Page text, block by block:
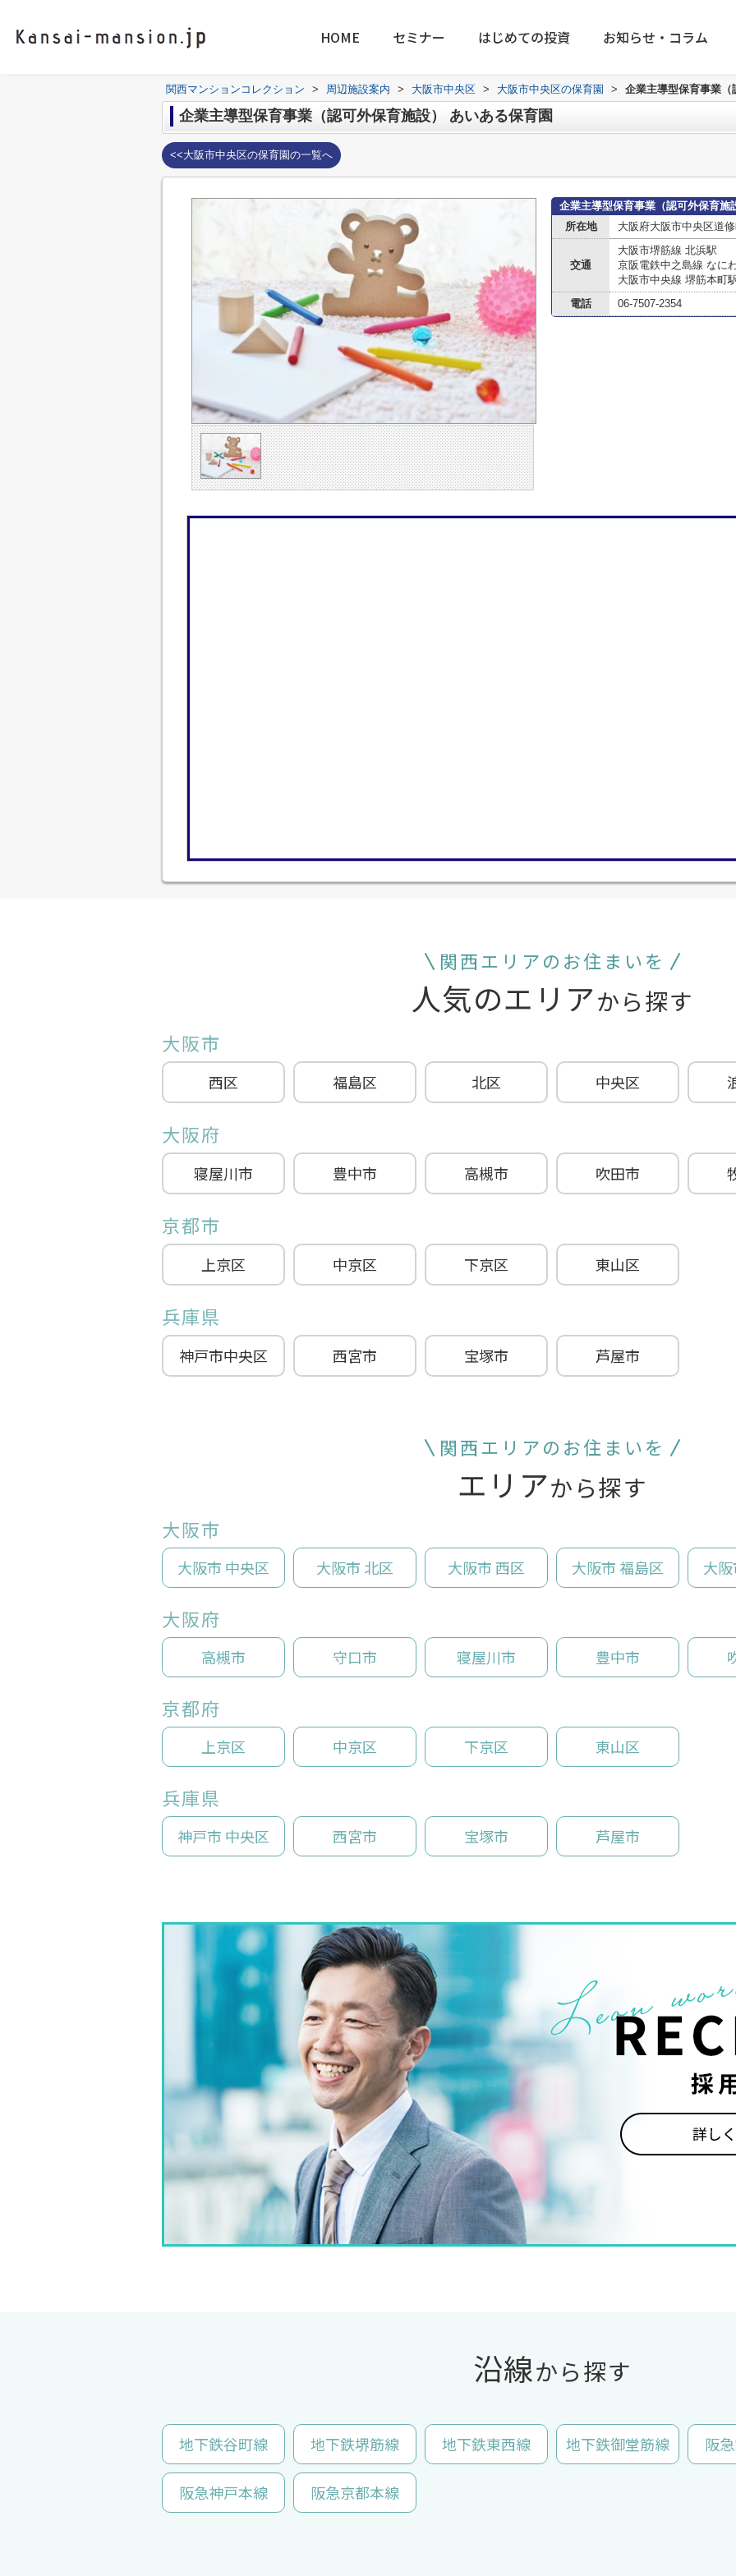
HOME セミナー はじめての投資 お知らせ・コラム
関西マンションコレクション > 周辺施設案内 > 大阪市中央区 > 大阪市中央区の保育園 > 企業主導型保育事業（
企業主導型保育事業（認可外保育施設） あいある保育園
<<大阪市中央区の保育園の一覧へ
企業主導型保育事業（認可外保育施
所在地
大阪府大阪市中央区道
交通
大阪市堺筋線 北浜駅
京阪電鉄中之島線 なに
大阪市中央線 堺筋本町
電話
06-7507-2354
関西エリアのお住まいを
人気のエリアから探す
大阪市
西区 福島区 北区 中央区
大阪府
寝屋川市 豊中市 高槻市 吹田市
京都市
上京区 中京区 下京区 東山区
兵庫県
神戸市中央区 西宮市 宝塚市 芦屋市
関西エリアのお住まいを
エリアから探す
大阪市
大阪市 中央区 大阪市 北区 大阪市 西区 大阪市 福島区 大
大阪府
高槻市 守口市 寝屋川市 豊中市
京都府
上京区 中京区 下京区 東山区
兵庫県
神戸市 中央区 西宮市 宝塚市 芦屋市
沿線から探す
地下鉄谷町線 地下鉄堺筋線 地下鉄東西線 地下鉄御堂筋線 阪
阪急神戸本線 阪急京都本線